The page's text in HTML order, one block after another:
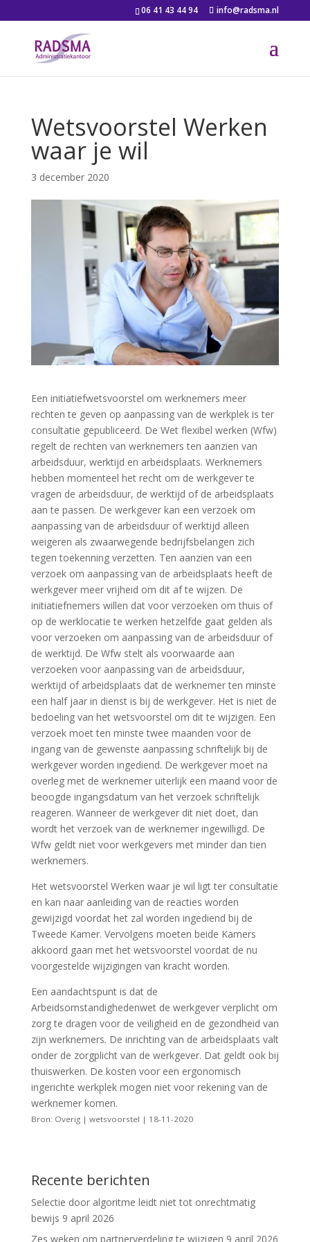
06 41 43 44 94 info@radsma.nl
Wetsvoorstel Werken
waar je wil
3 december 2020
Een initiatiefwetsvoorstel om werknemers meer
rechten te geven op aanpassing van de werkplek is ter
consultatie gepubliceerd. De Wet flexibel werken (Wfw)
regelt de rechten van werknemers ten aanzien van
arbeidsduur, werktijd en arbeidsplaats. Werknemers
hebben momenteel het recht om de werkgever te
vragen de arbeidsduur, de werktijd of de arbeidsplaats
aan te passen. De werkgever kan een verzoek om
aanpassing van de arbeidsduur of werktijd alleen
weigeren als zwaarwegende bedrijfsbelangen zich
tegen toekenning verzetten. Ten aanzien van een
verzoek om aanpassing van de arbeidsplaats heeft de
werkgever meer vrijheid om dit af te wijzen. De
initiatiefnemers willen dat voor verzoeken om thuis of
op de werklocatie te werken hetzelfde gaat gelden als
voor verzoeken om aanpassing van de arbeidsduur of
de werktijd. De Wfw stelt als voorwaarde aan
verzoeken voor aanpassing van de arbeidsduur,
werktijd of arbeidsplaats dat de werknemer ten minste
een half jaar in dienst is bij de werkgever. Het is niet de
bedoeling van het wetsvoorstel om dit te wijzigen. Een
verzoek moet ten minste twee maanden voor de
ingang van de gewenste aanpassing schriftelijk bij de
werkgever worden ingediend. De werkgever moet na
overleg met de werknemer uiterlijk een maand voor de
beoogde ingangsdatum van het verzoek schriftelijk
reageren. Wanneer de werkgever dit niet doet, dan
wordt het verzoek van de werknemer ingewilligd. De
Wfw geldt niet voor werkgevers met minder dan tien
werknemers.
Het wetsvoorstel Werken waar je wil ligt ter consultatie
en kan naar aanleiding van de reacties worden
gewijzigd voordat het zal worden ingediend bij de
Tweede Kamer. Vervolgens moeten beide Kamers
akkoord gaan met het wetsvoorstel voordat de nu
voorgestelde wijzigingen van kracht worden.
Een aandachtspunt is dat de
Arbeidsomstandighedenwet de werkgever verplicht om
zorg te dragen voor de veiligheid en de gezondheid van
zijn werknemers. De inrichting van de arbeidsplaats valt
onder de zorgplicht van de werkgever. Dat geldt ook bij
thuiswerken. De kosten voor een ergonomisch
ingerichte werkplek mogen niet voor rekening van de
werknemer komen.
Bron: Overig | wetsvoorstel | 18-11-2020
Recente berichten
Selectie door algoritme leidt niet tot onrechtmatig
bewijs 9 april 2026
Zes weken om partnerverdeling te wijzigen 9 april 2026